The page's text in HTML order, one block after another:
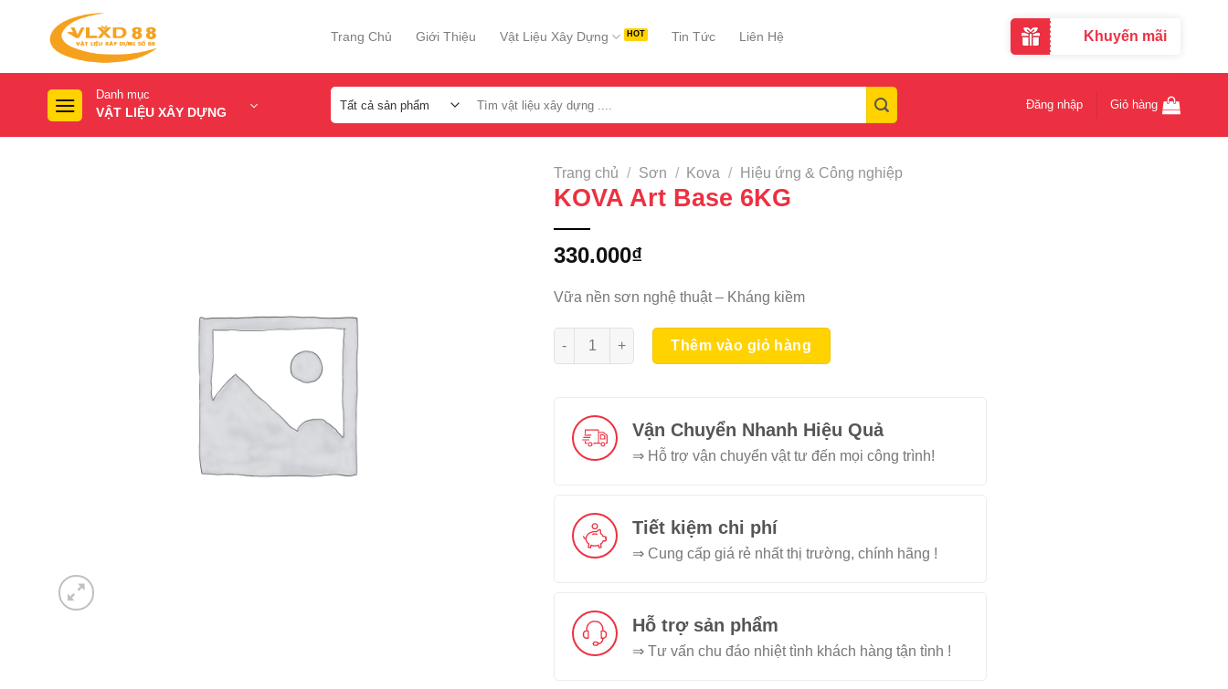
Trang Chủ Giới Thiệu Vật Liệu Xây Dựng Tin Tức Liên Hệ Khuyến mãi
Danh mục
VẬT LIỆU XÂY DỰNG
kiếm:
Đăng nhập Giỏ hàng
Trang chủ / Sơn / Kova / Hiệu ứng & Công nghiệp
KOVA Art Base 6KG
330.000₫
Vữa nền sơn nghệ thuật – Kháng kiềm
KOVA Art Base 6KG số lượng
Thêm vào giỏ hàng
Vận Chuyển Nhanh Hiệu Quả
⇒ Hỗ trợ vận chuyển vật tư đến mọi công trình!
Tiết kiệm chi phí
⇒ Cung cấp giá rẻ nhất thị trường, chính hãng !
Hỗ trợ sản phẩm
⇒ Tư vấn chu đáo nhiệt tình khách hàng tận tình !